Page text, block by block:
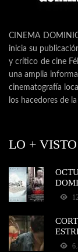
CINEMA
inicia su
y crítico de cine
una amplia
cinematografía
los hacedores de
LO + VISTO